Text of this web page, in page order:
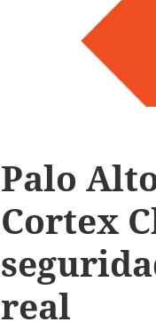
Palo
Cortex
real